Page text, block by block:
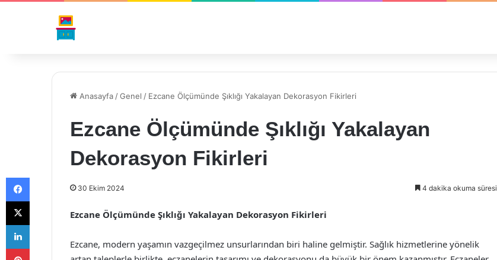
Anasayfa /Genel / Ezcane Ölçümünde Şıklığı Yakalayan Dekorasyon Fikirleri
Ezcane Ölçümünde Şıklığı Yakalayan
Dekorasyon Fikirleri
30 Ekim 2024 4 dakika okuma süresi
Ezcane Ölçümünde Şıklığı Yakalayan Dekorasyon Fikirleri
Ezcane, modern yaşamın vazgeçilmez unsurlarından biri haline gelmiştir. Sağlık hizmetlerine yönelik
Facebook
X
LinkedIn
Pinterest